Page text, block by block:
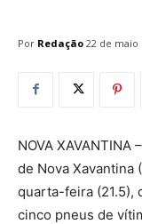
Por Redação 22 de maio
NOVA
de Nova Xavantina
quarta-feira (21.5),
cinco pneus de